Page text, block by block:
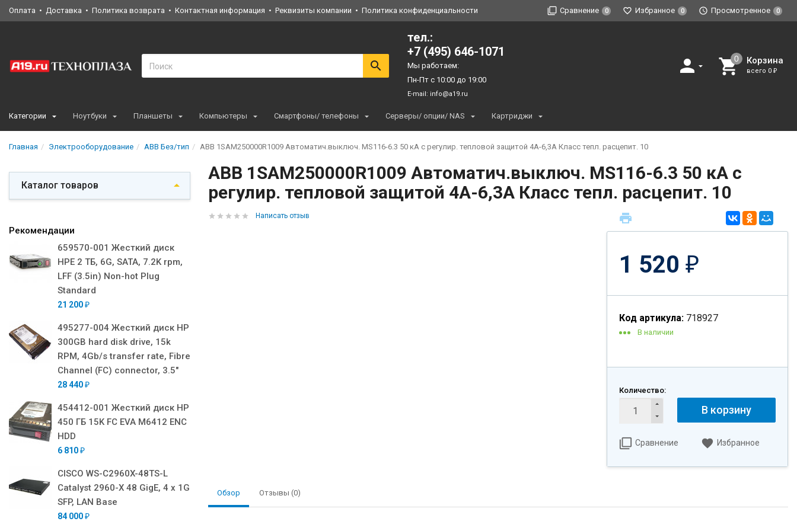
Оплата Доставка Политика возврата Контактная информация Реквизиты компании Политика конфиденциальности Сравнение 0 Избранное 0 Просмотренное 0
тел.:
+7 (495) 646-1071
Мы работаем:
Пн-Пт с 10:00 до 19:00
E-mail: info@a19.ru
Корзина
всего 0 ₽
Категории Ноутбуки Планшеты Компьютеры Смартфоны/ телефоны Серверы/ опции/ NAS Картриджи
Главная Электрооборудование ABB Без/тип ABB 1SAM250000R1009 Автоматич.выключ. MS116-6.3 50 кА с регулир. тепловой защитой 4A-6,3А Класс тепл. расцепит. 10
Каталог товаров
Рекомендации
659570-001 Жесткий диск
HPE 2 ТБ, 6G, SATA, 7.2K rpm,
LFF (3.5in) Non-hot Plug
Standard
21 200 ₽
495277-004 Жесткий диск HP
300GB hard disk drive, 15k
RPM, 4Gb/s transfer rate, Fibre
Channel (FC) connector, 3.5"
28 440 ₽
454412-001 Жесткий диск HP
450 ГБ 15K FC EVA M6412 ENC
HDD
6 810 ₽
CISCO WS-C2960X-48TS-L
Catalyst 2960-X 48 GigE, 4 x 1G
SFP, LAN Base
84 000 ₽
ABB 1SAM250000R1009 Автоматич.выключ. MS116-6.3 50 кА с
регулир. тепловой защитой 4A-6,3А Класс тепл. расцепит. 10
Написать отзыв
1 520 ₽
Код артикула: 718927
В наличии
Количество:
В корзину
Сравнение Избранное
Обзор Отзывы (0)